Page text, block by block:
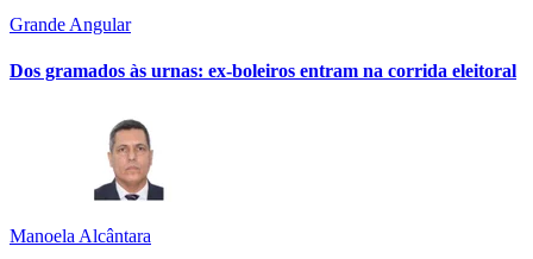
Grande Angular
Dos gramados às urnas: ex-boleiros entram na corrida eleitoral
Manoela Alcântara